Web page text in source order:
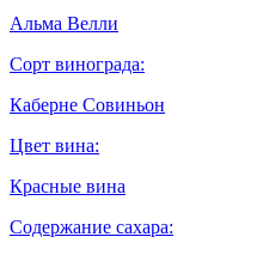
Альма Велли
Сорт винограда:
Каберне Совиньон
Цвет вина:
Красные вина
Содержание сахара: